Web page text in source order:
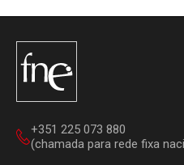
+351 225 073 880
(chamada para rede fixa